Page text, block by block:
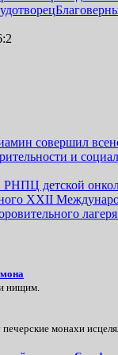
совершил
и
детской
XXII
нищим.
монахи